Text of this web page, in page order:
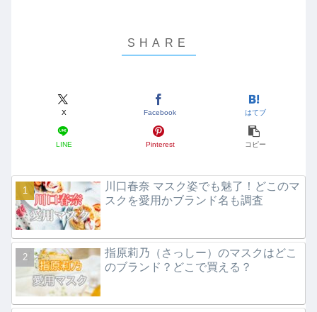
X Facebook はてブ
LINE Pinterest コピー
川口春奈 マスク姿でも魅了！どこのマ
スクを愛用かブランド名も調査
指原莉乃（さっしー）のマスクはどこ
のブランド？どこで買える？